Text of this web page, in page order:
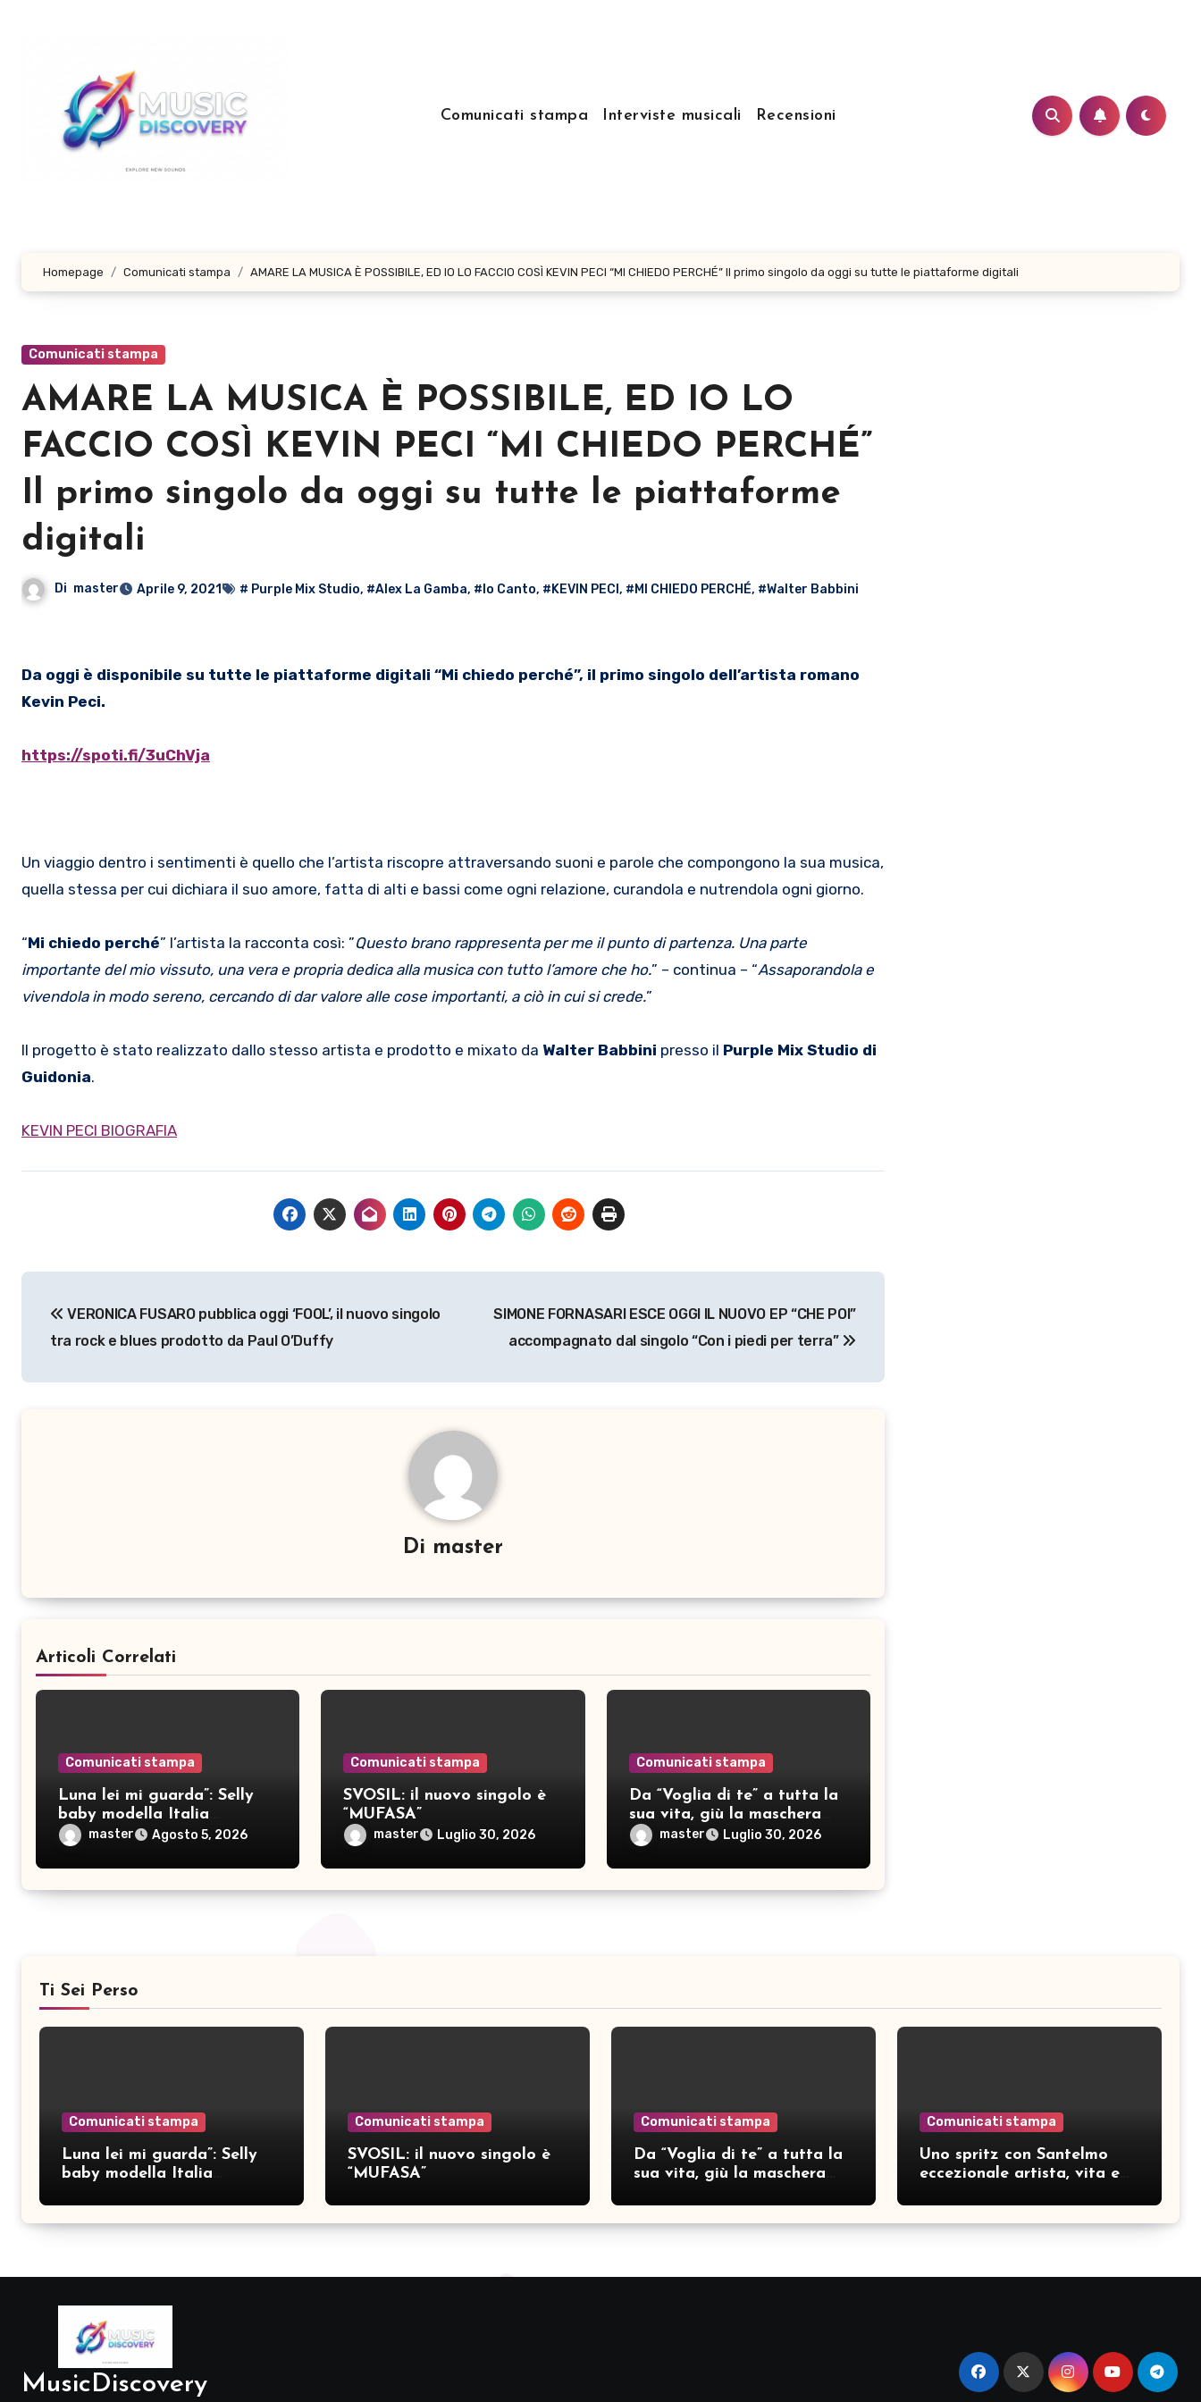
Comunicati stampa Interviste musicali Recensioni
Homepage Comunicati stampa AMARE LA MUSICA È POSSIBILE, ED IO LO FACCIO COSÌ KEVIN PECI “MI CHIEDO PERCHÉ” Il primo singolo da oggi su tutte le piattaforme digitali
Comunicati stampa
AMARE LA MUSICA È POSSIBILE, ED IO LO
FACCIO COSÌ KEVIN PECI “MI CHIEDO PERCHÉ”
Il primo singolo da oggi su tutte le piattaforme
digitali
Di master Aprile 9, 2021 # Purple Mix Studio, #Alex La Gamba, #Io Canto, #KEVIN PECI , #MI CHIEDO PERCHÉ, #Walter Babbini
Da oggi è disponibile su tutte le piattaforme digitali “Mi chiedo perché”, il primo singolo dell’artista romano
Kevin Peci.
https://spoti.fi/3uChVja
Un viaggio dentro i sentimenti è quello che l’artista riscopre attraversando suoni e parole che compongono la sua musica,
quella stessa per cui dichiara il suo amore, fatta di alti e bassi come ogni relazione, curandola e nutrendola ogni giorno.
“Mi chiedo perché” l’artista la racconta così: ”Questo brano rappresenta per me il punto di partenza. Una parte
importante del mio vissuto, una vera e propria dedica alla musica con tutto l’amore che ho.” – continua – “Assaporandola e
vivendola in modo sereno, cercando di dar valore alle cose importanti, a ciò in cui si crede.”
Il progetto è stato realizzato dallo stesso artista e prodotto e mixato da Walter Babbini presso il Purple Mix Studio di
Guidonia.
KEVIN PECI BIOGRAFIA
articoli
VERONICA FUSARO pubblica oggi ‘FOOL’, il nuovo singolo
tra rock e blues prodotto da Paul O’Duffy
SIMONE FORNASARI ESCE OGGI IL NUOVO EP “CHE POI”
accompagnato dal singolo “Con i piedi per terra”
Di master
Articoli Correlati
Comunicati stampa
Luna lei mi guarda”: Selly
baby modella Italia
pubblica nove brani inediti
master Agosto 5, 2026
Comunicati stampa
SVOSIL: il nuovo singolo è
“MUFASA”
master Luglio 30, 2026
Comunicati stampa
Da “Voglia di te” a tutta la
sua vita, giù la maschera
per SAMAR
master Luglio 30, 2026
Ti Sei Perso
Comunicati stampa
Luna lei mi guarda”: Selly
baby modella Italia
Comunicati stampa
SVOSIL: il nuovo singolo è
“MUFASA”
Comunicati stampa
Da “Voglia di te” a tutta la
sua vita, giù la maschera
Comunicati stampa
Uno spritz con Santelmo
eccezionale artista, vita e
ridere” (acoustic version)
MusicDiscovery